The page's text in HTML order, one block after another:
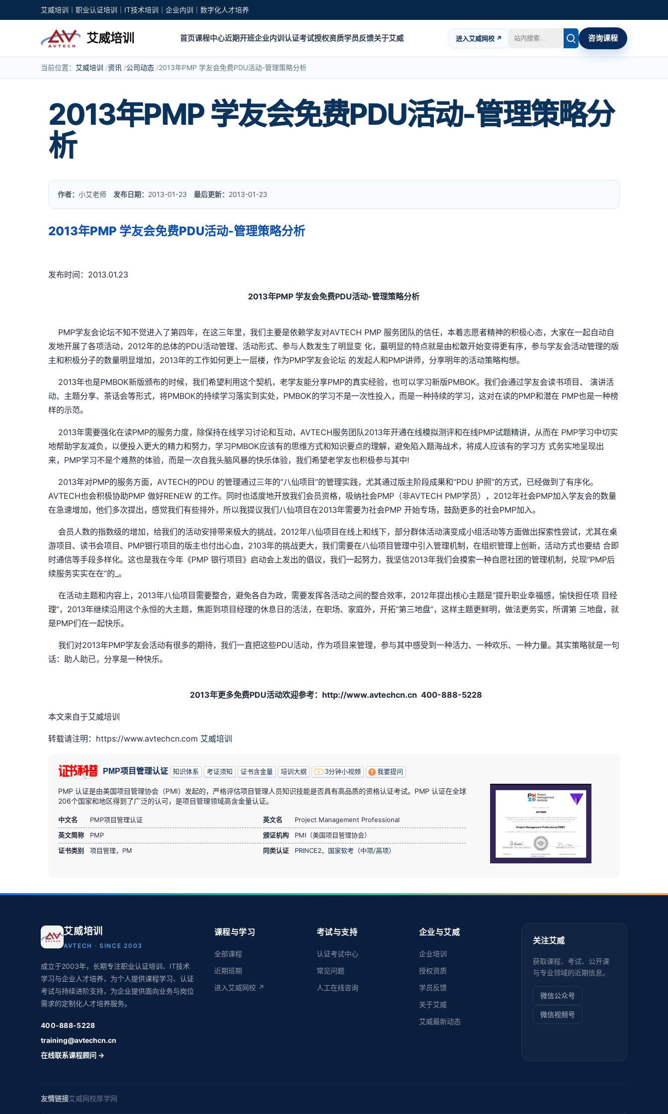
艾威培训｜职业认证培训｜IT技术培训｜企业内训｜数字化人才培养
艾威培训 首页课程中心近期开班企业内训认证考试授权资质学员反馈关于艾威 进入艾威网校 ↗ 咨询课程
当前位置： 艾威培训 资讯 公司动态 2013年PMP 学友会免费PDU活动-管理策略分析
2013年PMP 学友会免费PDU活动-管理策略分
析
作者：小艾老师 发布日期： 2013-01-23最后更新： 2013-01-23
2013年PMP 学友会免费PDU活动-管理策略分析
发布时间：2013.01.23
2013年PMP 学友会免费PDU活动-管理策略分析
PMP学友会论坛不知不觉进入了第四年，在这三年里，我们主要是依赖学友对AVTECH PMP 服务团队的信任，本着志愿者精神的积极心态，大家在一起自动自
发地开展了各项活动，2012年的总体的PDU活动管理、活动形式、参与人数发生了明显变 化，蕞明显的特点就是由松散开始变得更有序，参与学友会活动管理的版
主和积极分子的数量明显增加，2013年的工作如何更上一层楼，作为PMP学友会论坛 的发起人和PMP讲师，分享明年的活动策略构想。
2013年也是PMBOK新版颁布的时候，我们希望利用这个契机，老学友能分享PMP的真实经验，也可以学习新版PMBOK。我们会通过学友会读书项目、 演讲活
动、主题分享、茶话会等形式，将PMBOK的持续学习落实到实处，PMBOK的学习不是一次性投入，而是一种持续的学习，这对在读的PMP和潜在 PMP也是一种榜
样的示范。
2013年需要强化在读PMP的服务力度，除保持在线学习讨论和互动，AVTECH服务团队2013年开通在线模拟测评和在线PMP试题精讲，从而在 PMP学习中切实
地帮助学友减负，以便投入更大的精力和努力，学习PMBOK应该有的思维方式和知识要点的理解，避免陷入题海战术，将成人应该有的学习方 式务实地呈现出
来，PMP学习不是个难熬的体验，而是一次自我头脑风暴的快乐体验，我们希望老学友也积极参与其中!
2013年对PMP的服务方面，AVTECH的PDU 的管理通过三年的“八仙项目”的管理实践，尤其通过版主阶段成果和“PDU 护照”的方式，已经做到了有序化。
AVTECH也会积极协助PMP 做好RENEW 的工作。同时也适度地开放我们会员资格，吸纳社会PMP（非AVTECH PMP学员），2012年社会PMP加入学友会的数量
在急速增加，他们多次提出，感觉我们有些排外，所以我提议我们八仙项目在2013年需要为社会PMP 开始专场，鼓励更多的社会PMP加入。
会员人数的指数级的增加，给我们的活动安排带来极大的挑战，2012年八仙项目在线上和线下，部分群体活动演变成小组活动等方面做出探索性尝试，尤其在桌
游项目、读书会项目、PMP银行项目的版主也付出心血，2103年的挑战更大，我们需要在八仙项目管理中引入管理机制，在组织管理上创新，活动方式也要结 合即
时通信等手段多样化。这也是我在今年《PMP 银行项目》启动会上发出的倡议，我们一起努力，我坚信2013年我们会摸索一种自愿社团的管理机制，兑现“PMP后
续服务实实在在”的_。
在活动主题和内容上，2013年八仙项目需要整合，避免各自为政，需要发挥各活动之间的整合效率，2012年提出核心主题是“提升职业幸福感，愉快担任项 目经
理”，2013年继续沿用这个永恒的大主题，焦距到项目经理的休息日的活法，在职场、家庭外，开拓“第三地盘”，这样主题更鲜明，做法更务实，所谓第 三地盘，就
是PMP们在一起快乐。
我们对2013年PMP学友会活动有很多的期待，我们一直把这些PDU活动，作为项目来管理，参与其中感受到一种活力、一种欢乐、一种力量。其实策略就是一句
话：助人助已，分享是一种快乐。
2013年更多免费PDU活动欢迎参考：http://www.avtechcn.cn 400-888-5228
本文来自于艾威培训
转载请注明：https://www.avtechcn.com 艾威培训
PMP项目管理认证 知识体系 考证须知 证书含金量 培训大纲 3分钟小视频 我要提问
PMP 认证是由美国项目管理协会（PMI）发起的，严格评估项目管理人员知识技能是否具有高品质的资格认证考试。PMP 认证在全球
206个国家和地区得到了广泛的认可，是项目管理领域高含金量认证。
中文名 PMP项目管理认证 英文名
Project Management Professional
英文简称
PMP 颁证机构
PMI（美国项目管理协会）
证书类别
项目管理，PM 同类认证 PRINCE2、 国家软考（中项/高项）
艾威培训
AVTECH · SINCE 2003
成立于2003年，长期专注职业认证培训、IT技术
学习与企业人才培养，为个人提供课程学习、认证
考试与持续进阶支持，为企业提供面向业务与岗位
需求的定制化人才培养服务。
400-888-5228
training@avtechcn.cn
在线联系课程顾问 →
课程与学习
全部课程
近期班期
进入艾威网校 ↗
考试与支持
认证考试中心
常见问题
人工在线咨询
企业与艾威
企业培训
授权资质
学员反馈
关于艾威
艾威最新动态
关注艾威
获取课程、考试、公开课
与专业领域的近期信息。
微信公众号
微信视频号
友情链接艾威网校厚学网